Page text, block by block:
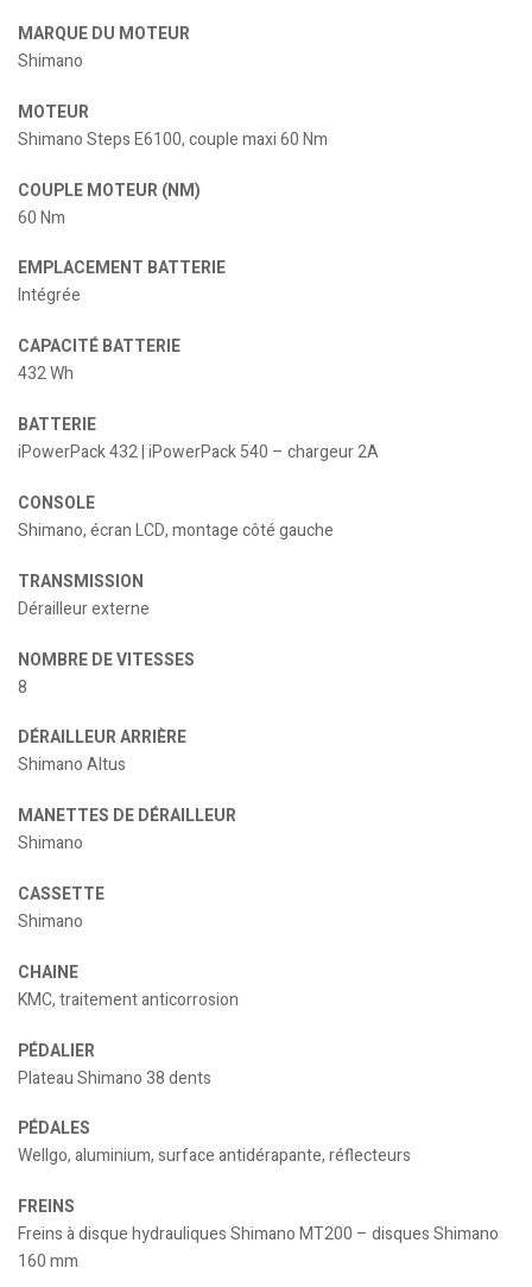
MARQUE DU MOTEUR
Shimano
MOTEUR
Shimano Steps E6100, couple maxi 60 Nm
COUPLE MOTEUR (NM)
60 Nm
EMPLACEMENT BATTERIE
Intégrée
CAPACITÉ BATTERIE
432 Wh
BATTERIE
iPowerPack 432 | iPowerPack 540 – chargeur 2A
CONSOLE
Shimano, écran LCD, montage côté gauche
TRANSMISSION
Dérailleur externe
NOMBRE DE VITESSES
8
DÉRAILLEUR ARRIÈRE
Shimano Altus
MANETTES DE DÉRAILLEUR
Shimano
CASSETTE
Shimano
CHAINE
KMC, traitement anticorrosion
PÉDALIER
Plateau Shimano 38 dents
PÉDALES
Wellgo, aluminium, surface antidérapante, réflecteurs
FREINS
Freins à disque hydrauliques Shimano MT200 – disques Shimano
160 mm